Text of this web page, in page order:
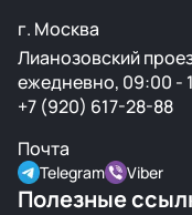
г. Москва
Лианозовский
ежедневно, 09:00 -
+7 (920) 617-28-88
Почта
Telegram Viber
Полезные